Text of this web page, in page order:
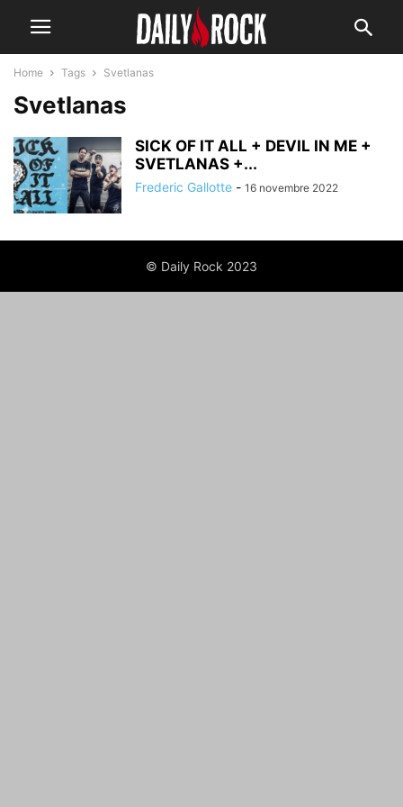
Home Tags Svetlanas
Svetlanas
SICK OF IT ALL + DEVIL IN ME +
SVETLANAS +...
Frederic Gallotte - 16 novembre 2022
© Daily Rock 2023